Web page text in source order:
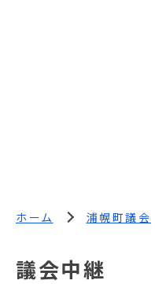
ホーム 浦幌町議会
議会中継